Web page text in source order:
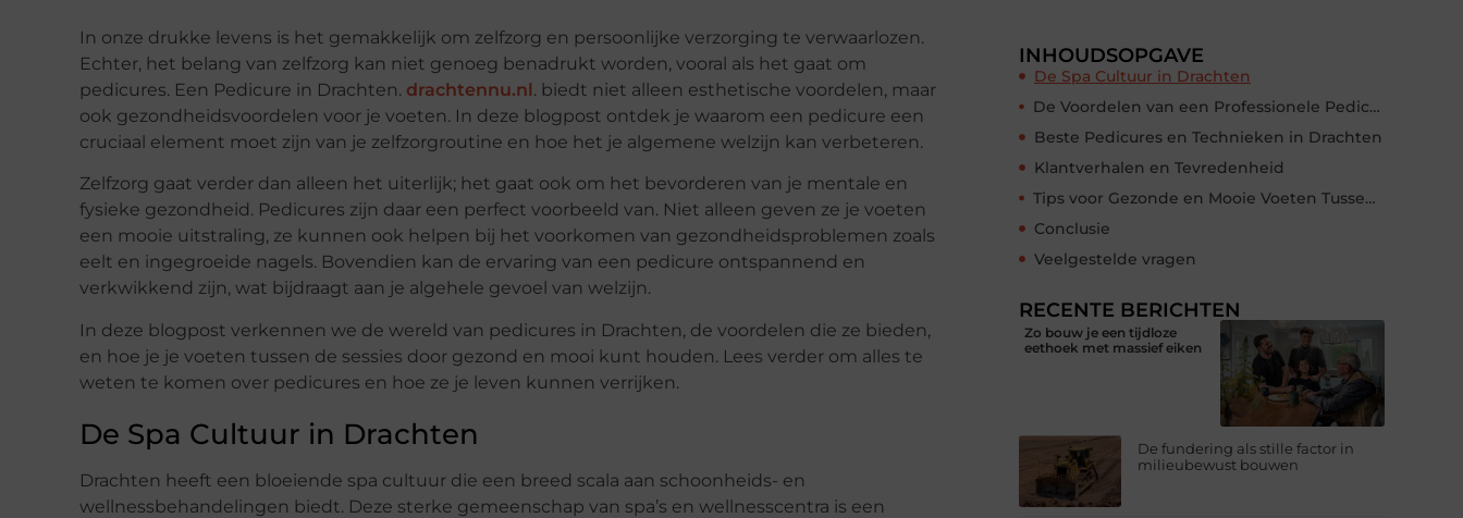
In onze drukke levens is het gemakkelijk om zelfzorg en persoonlijke verzorging te verwaarlozen.
Echter, het belang van zelfzorg kan niet genoeg benadrukt worden, vooral als het gaat om
pedicures. Een Pedicure in Drachten. drachtennu.nl. biedt niet alleen esthetische voordelen, maar
ook gezondheidsvoordelen voor je voeten. In deze blogpost ontdek je waarom een pedicure een
cruciaal element moet zijn van je zelfzorgroutine en hoe het je algemene welzijn kan verbeteren.
Zelfzorg gaat verder dan alleen het uiterlijk; het gaat ook om het bevorderen van je mentale en
fysieke gezondheid. Pedicures zijn daar een perfect voorbeeld van. Niet alleen geven ze je voeten
een mooie uitstraling, ze kunnen ook helpen bij het voorkomen van gezondheidsproblemen zoals
eelt en ingegroeide nagels. Bovendien kan de ervaring van een pedicure ontspannend en
verkwikkend zijn, wat bijdraagt aan je algehele gevoel van welzijn.
In deze blogpost verkennen we de wereld van pedicures in Drachten, de voordelen die ze bieden,
en hoe je je voeten tussen de sessies door gezond en mooi kunt houden. Lees verder om alles te
weten te komen over pedicures en hoe ze je leven kunnen verrijken.
De Spa Cultuur in Drachten
Drachten heeft een bloeiende spa cultuur die een breed scala aan schoonheids- en
wellnessbehandelingen biedt. Deze sterke gemeenschap van spa’s en wellnesscentra is een
INHOUDSOPGAVE
De Spa Cultuur in Drachten
De Voordelen van een Professionele Pedicure in Drachten
Beste Pedicures en Technieken in Drachten
Klantverhalen en Tevredenheid
Tips voor Gezonde en Mooie Voeten Tussen Pedicures
Conclusie
Veelgestelde vragen
RECENTE BERICHTEN
Zo bouw je een tijdloze
eethoek met massief eiken
De fundering als stille factor in
milieubewust bouwen